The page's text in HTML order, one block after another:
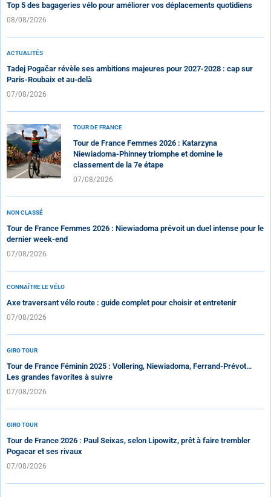
Top 5 des bagageries vélo pour améliorer vos déplacements quotidiens
08/08/2026
ACTUALITÉS
Tadej Pogačar révèle ses ambitions majeures pour 2027-2028 : cap sur
Paris-Roubaix et au-delà
07/08/2026
TOUR DE FRANCE
Tour de France Femmes 2026 : Katarzyna
Niewiadoma-Phinney triomphe et domine le
classement de la 7e étape
07/08/2026
NON CLASSÉ
Tour de France Femmes 2026 : Niewiadoma prévoit un duel intense pour le
dernier week-end
07/08/2026
CONNAÎTRE LE VÉLO
Axe traversant vélo route : guide complet pour choisir et entretenir
07/08/2026
GIRO TOUR
Tour de France Féminin 2025 : Vollering, Niewiadoma, Ferrand-Prévot…
Les grandes favorites à suivre
07/08/2026
GIRO TOUR
Tour de France 2026 : Paul Seixas, selon Lipowitz, prêt à faire trembler
Pogacar et ses rivaux
07/08/2026